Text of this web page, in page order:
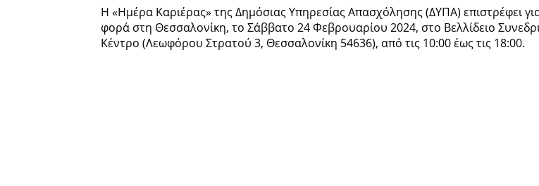
Η «Ημέρα Καριέρας» της Δημόσιας Υπηρεσίας Απασχόλησης (ΔΥΠΑ) επιστρέφει
φορά στη Θεσσαλονίκη, το Σάββατο 24 Φεβρουαρίου 2024, στο Βελλίδειο
Κέντρο (Λεωφόρου Στρατού 3, Θεσσαλονίκη 54636), από τις 10:00 έως τις 18:00.